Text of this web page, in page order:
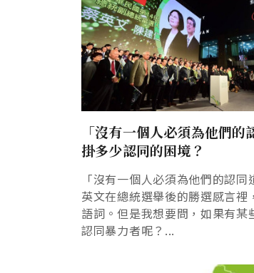
「沒有一個人必須為他們的
掛多少認同的困境？
「沒有一個人必須為他們的認
英文在總統選舉後的勝選感言裡
語詞。但是我想要問，如果有某
認同暴力者呢？...